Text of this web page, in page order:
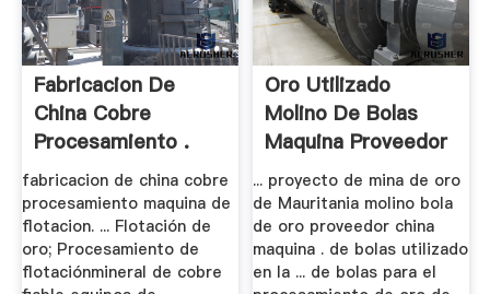
Fabricacion De
China Cobre
Procesamiento .
fabricacion de china cobre
procesamiento maquina de
flotacion. ... Flotación de
oro; Procesamiento de
flotaciónmineral de cobre
Oro Utilizado
Molino De Bolas
Maquina Proveedor
.
... proyecto de mina de oro
de Mauritania molino bola
de oro proveedor china
maquina . de bolas utilizado
en la ... de bolas para el